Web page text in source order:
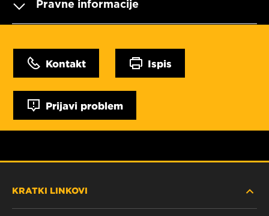
Pravne informacije
Kontakt Ispis
Prijavi problem
KRATKI LINKOVI